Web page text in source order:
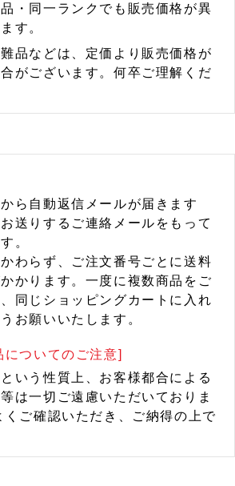
・同一ランクでも販売価格が異
す。
品などは、定価より販売価格が
がございます。何卒ご理解くだ
ら自動返信メールが届きます
送りするご連絡メールをもって
。
わらず、ご注文番号ごとに送料
かります。一度に複数商品をご
同じショッピングカートに入れ
お願いいたします。
についてのご注意]
いう性質上、お客様都合による
は一切ご遠慮いただいておりま
くご確認いただき、ご納得の上で